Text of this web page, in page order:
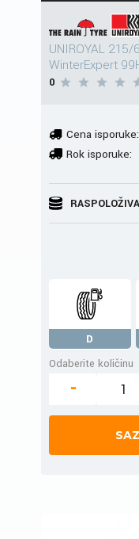
UNIROYAL
WinterExpert
0
Cena isporuke:
Rok isporuke:
D
Odaberite količinu
-